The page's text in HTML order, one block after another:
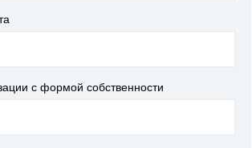
с формой собственности